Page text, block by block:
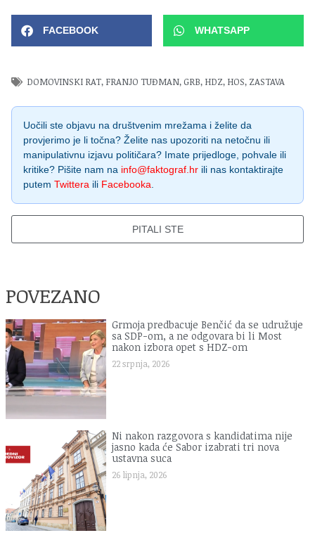
FACEBOOK WHATSAPP
DOMOVINSKI RAT, FRANJO TUĐMAN,GRB, HDZ, HOS, ZASTAVA
Uočili ste objavu na društvenim mrežama i želite da
provjerimo je li točna? Želite nas upozoriti na netočnu ili
manipulativnu izjavu političara? Imate prijedloge, pohvale ili
kritike? Pišite nam na info@faktograf.hr ili nas kontaktirajte
putem Twittera ili Facebooka
PITALI STE
POVEZANO
Grmoja predbacuje Benčić da se udružuje
sa SDP-om, a ne odgovara bi li Most
nakon izbora opet s HDZ-om
22 srpnja, 2026
Ni nakon razgovora s kandidatima nije
jasno kada će Sabor izabrati tri nova
ustavna suca
26 lipnja, 2026